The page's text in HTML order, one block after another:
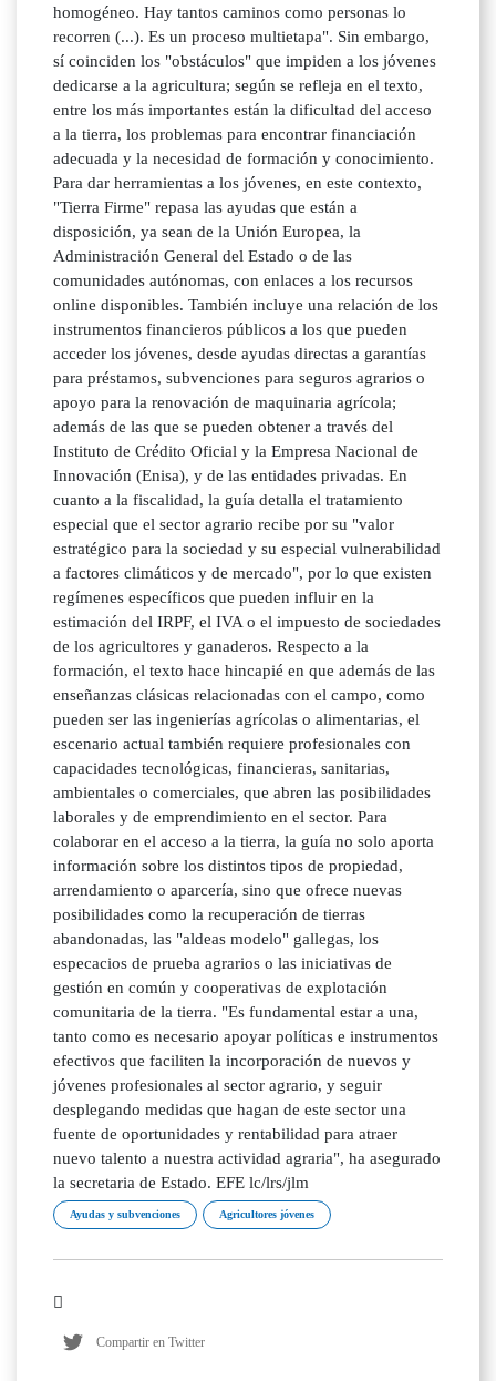
homogéneo. Hay tantos caminos como personas lo
recorren (...). Es un proceso multietapa". Sin embargo,
sí coinciden los "obstáculos" que impiden a los jóvenes
dedicarse a la agricultura; según se refleja en el texto,
entre los más importantes están la dificultad del acceso
a la tierra, los problemas para encontrar financiación
adecuada y la necesidad de formación y conocimiento.
Para dar herramientas a los jóvenes, en este contexto,
"Tierra Firme" repasa las ayudas que están a
disposición, ya sean de la Unión Europea, la
Administración General del Estado o de las
comunidades autónomas, con enlaces a los recursos
online disponibles. También incluye una relación de los
instrumentos financieros públicos a los que pueden
acceder los jóvenes, desde ayudas directas a garantías
para préstamos, subvenciones para seguros agrarios o
apoyo para la renovación de maquinaria agrícola;
además de las que se pueden obtener a través del
Instituto de Crédito Oficial y la Empresa Nacional de
Innovación (Enisa), y de las entidades privadas. En
cuanto a la fiscalidad, la guía detalla el tratamiento
especial que el sector agrario recibe por su "valor
estratégico para la sociedad y su especial vulnerabilidad
a factores climáticos y de mercado", por lo que existen
regímenes específicos que pueden influir en la
estimación del IRPF, el IVA o el impuesto de sociedades
de los agricultores y ganaderos. Respecto a la
formación, el texto hace hincapié en que además de las
enseñanzas clásicas relacionadas con el campo, como
pueden ser las ingenierías agrícolas o alimentarias, el
escenario actual también requiere profesionales con
capacidades tecnológicas, financieras, sanitarias,
ambientales o comerciales, que abren las posibilidades
laborales y de emprendimiento en el sector. Para
colaborar en el acceso a la tierra, la guía no solo aporta
información sobre los distintos tipos de propiedad,
arrendamiento o aparcería, sino que ofrece nuevas
posibilidades como la recuperación de tierras
abandonadas, las "aldeas modelo" gallegas, los
especacios de prueba agrarios o las iniciativas de
gestión en común y cooperativas de explotación
comunitaria de la tierra. "Es fundamental estar a una,
tanto como es necesario apoyar políticas e instrumentos
efectivos que faciliten la incorporación de nuevos y
jóvenes profesionales al sector agrario, y seguir
desplegando medidas que hagan de este sector una
fuente de oportunidades y rentabilidad para atraer
nuevo talento a nuestra actividad agraria", ha asegurado
la secretaria de Estado. EFE lc/lrs/jlm
Ayudas y subvenciones Agricultores jóvenes
Compartir en Twitter